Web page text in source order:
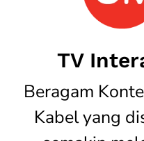
TV
Beragam
Kabel yang